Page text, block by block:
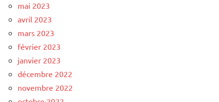
mai 2023
avril 2023
mars 2023
février 2023
janvier 2023
décembre 2022
novembre 2022